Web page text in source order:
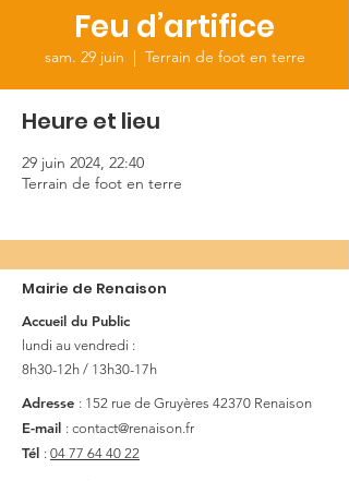
Feu d’artifice
sam. 29 juin
  |
Terrain de foot en terre
Heure et lieu
29 juin 2024, 22:40
Terrain de foot en terre
Mairie de Renaison
Accueil du Public
lundi au vendredi :
8h30-12h / 13h30-17h
Adresse : 152 rue de Gruyères 42370 Renaison
E-mail : contact@renaison.fr
Tél : 04 77 64 40 22